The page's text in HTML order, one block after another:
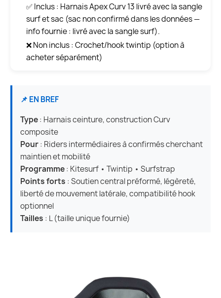
✅ Inclus : Harnais Apex Curv 13 livré avec la sangle
surf et sac (sac non confirmé dans les données —
info fournie : livré avec la sangle surf).
❌ Non inclus : Crochet/hook twintip (option à
acheter séparément)
📌 EN BREF
Type: Harnais ceinture, construction Curv
composite
Pour: Riders intermédiaires à confirmés cherchant
maintien et mobilité
Programme: Kitesurf • Twintip • Surfstrap
Points forts : Soutien central préformé, légèreté,
liberté de mouvement latérale, compatibilité hook
optionnel
Tailles : L (taille unique fournie)